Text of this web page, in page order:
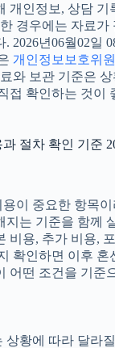
개인정보, 상담 기
경우에는 자료가
2026년06월02일
개인정보보호위
와 보관 기준은
접 확인하는 것이
절차 확인 기준
이 중요한 항목
는 기준을 함께
비용, 추가 비용,
확인하면 이후 혼
어떤 조건을 기준
상황에 따라 달라